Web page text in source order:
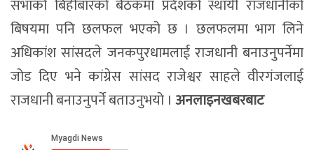
सभाको बिहीबारको बैठकमा प्रदेशको स्थायी राजधानीको
बिषयमा पनि छलफल भएको छ । छलफलमा भाग लिने
अधिकांश सांसदले जनकपुरधामलाई राजधानी बनाउनुपर्नेमा
जोड दिए भने कांग्रेस सांसद राजेश्वर साहले वीरगंजलाई
राजधानी बनाउनुपर्ने बताउनुभयो । अनलाइनखबरबाट